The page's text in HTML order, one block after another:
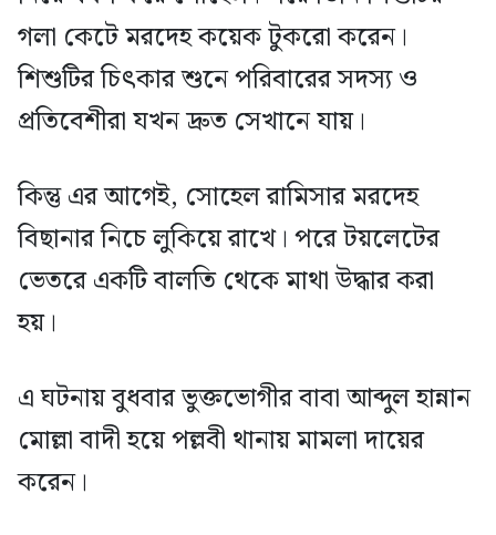
গলা কেটে মরদেহ কয়েক টুকরো করেন।
শিশুটির চিৎকার শুনে পরিবারের সদস্য ও
প্রতিবেশীরা যখন দ্রুত সেখানে যায়।
কিন্তু এর আগেই, সোহেল রামিসার মরদেহ
বিছানার নিচে লুকিয়ে রাখে। পরে টয়লেটের
ভেতরে একটি বালতি থেকে মাথা উদ্ধার করা
হয়।
এ ঘটনায় বুধবার ভুক্তভোগীর বাবা আব্দুল হান্নান
মোল্লা বাদী হয়ে পল্লবী থানায় মামলা দায়ের
করেন।